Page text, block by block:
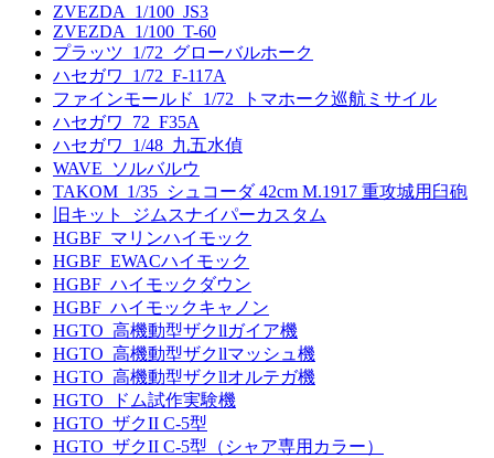
ZVEZDA_1/100_JS3
ZVEZDA_1/100_T-60
プラッツ_1/72_グローバルホーク
ハセガワ_1/72_F-117A
ファインモールド_1/72_トマホーク巡航ミサイル
ハセガワ_72_F35A
ハセガワ_1/48_九五水偵
WAVE_ソルバルウ
TAKOM_1/35_シュコーダ 42cm M.1917 重攻城用臼砲
旧キット_ジムスナイパーカスタム
HGBF_マリンハイモック
HGBF_EWACハイモック
HGBF_ハイモックダウン
HGBF_ハイモックキャノン
HGTO_高機動型ザクllガイア機
HGTO_高機動型ザクllマッシュ機
HGTO_高機動型ザクllオルテガ機
HGTO_ドム試作実験機
HGTO_ザクII C-5型
HGTO_ザクII C-5型（シャア専用カラー）